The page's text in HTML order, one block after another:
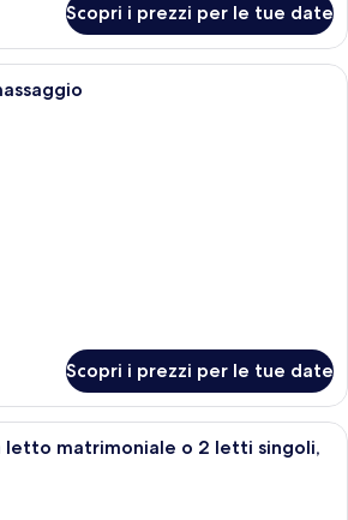
Scopri i prezzi per le tue date
Una vasca idromassaggio
Scopri i prezzi per le tue date
Una camera da letto con un letto,
letto matrimoniale o 2 letti singoli,